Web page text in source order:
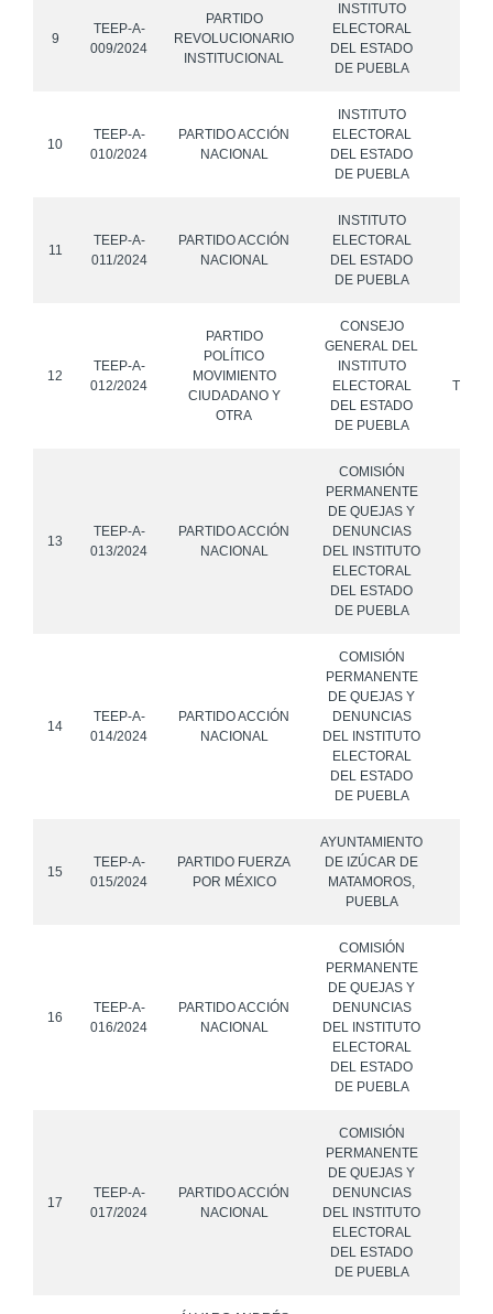
9
TEEP-A-
009/2024
PARTIDO
REVOLUCIONARIO
INSTITUCIONAL
INSTITUTO
ELECTORAL
DEL ESTADO
DE PUEBLA
10
TEEP-A-
010/2024
PARTIDO ACCIÓN
NACIONAL
INSTITUTO
ELECTORAL
DEL ESTADO
DE PUEBLA
11
TEEP-A-
011/2024
PARTIDO ACCIÓN
NACIONAL
INSTITUTO
ELECTORAL
DEL ESTADO
DE PUEBLA
12
TEEP-A-
012/2024
PARTIDO
POLÍTICO
MOVIMIENTO
CIUDADANO Y
OTRA
CONSEJO
GENERAL DEL
INSTITUTO
ELECTORAL
DEL ESTADO
DE PUEBLA
13
TEEP-A-
013/2024
PARTIDO ACCIÓN
NACIONAL
COMISIÓN
PERMANENTE
DE QUEJAS Y
DENUNCIAS
DEL INSTITUTO
ELECTORAL
DEL ESTADO
DE PUEBLA
14
TEEP-A-
014/2024
PARTIDO ACCIÓN
NACIONAL
COMISIÓN
PERMANENTE
DE QUEJAS Y
DENUNCIAS
DEL INSTITUTO
ELECTORAL
DEL ESTADO
DE PUEBLA
15
TEEP-A-
015/2024
PARTIDO FUERZA
POR MÉXICO
AYUNTAMIENTO
DE IZÚCAR DE
MATAMOROS,
PUEBLA
16
TEEP-A-
016/2024
PARTIDO ACCIÓN
NACIONAL
COMISIÓN
PERMANENTE
DE QUEJAS Y
DENUNCIAS
DEL INSTITUTO
ELECTORAL
DEL ESTADO
DE PUEBLA
17
TEEP-A-
017/2024
PARTIDO ACCIÓN
NACIONAL
COMISIÓN
PERMANENTE
DE QUEJAS Y
DENUNCIAS
DEL INSTITUTO
ELECTORAL
DEL ESTADO
DE PUEBLA